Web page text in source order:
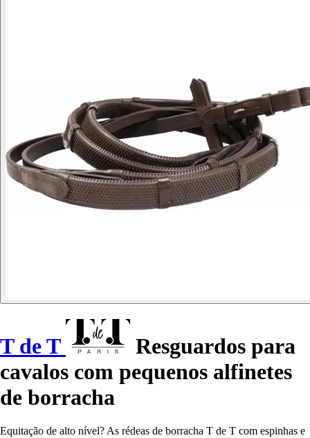
T de T
Resguardos para
cavalos com pequenos alfinetes
de borracha
Equitação de alto nível? As rédeas de borracha T de T com espinhas e